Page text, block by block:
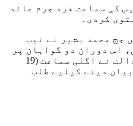
پاؤنڈ کیس کی سماعت فرد جرم عائد
جج محمد بشیر نے نیب
اس دوران دو گواہان پر
جرح مکمل کرلی گئی جبکہ عدالت نے اگلی سماعت (19
دینے کیلیے طلب